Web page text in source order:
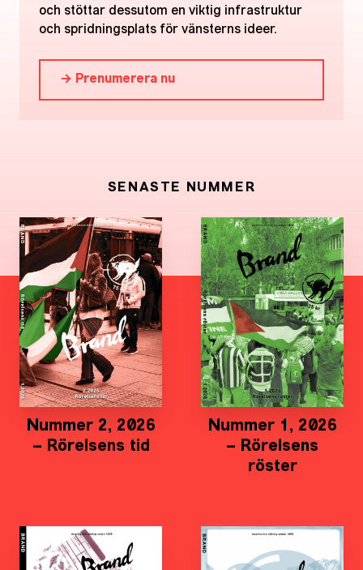
och stöttar dessutom en viktig infrastruktur
och spridningsplats för vänsterns ideer.
→ Prenumerera nu
SENASTE NUMMER
Nummer 2, 2026
– Rörelsens tid
Nummer 1, 2026
– Rörelsens
röster